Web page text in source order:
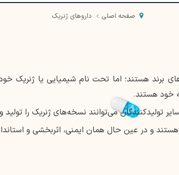
صفحه اصلی داروهای ژنریک
برند هستند؛ اما تحت نام شیمیایی یا ژنریک
خود هستند.
تولیدکنندگان می‌توانند نسخه‌های ژنریک را تولید
و در عین حال همان ایمنی، اثربخشی و